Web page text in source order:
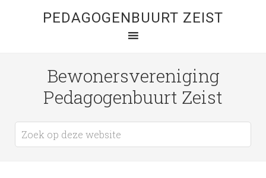
PEDAGOGENBUURT ZEIST
Bewonersvereniging
Pedagogenbuurt Zeist